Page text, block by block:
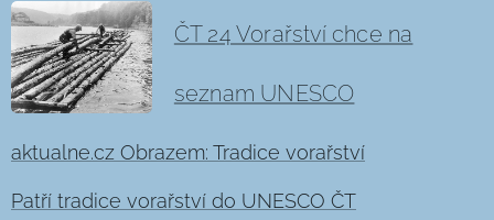
ČT 24 Vorařství chce na
seznam UNESCO
aktualne.cz Obrazem: Tradice vorařství
Patří tradice vorařství do UNESCO ČT